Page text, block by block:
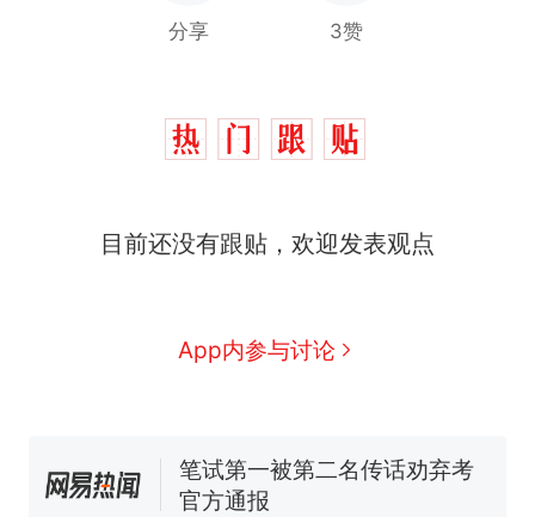
分享 3赞
目前还没有跟贴，欢迎发表观点
App内参与讨论
热
制裁瓜子饺子，美国怕什
号，仅凭视频评出？中国烹饪
140多朵
美国渔民钓获鲨鱼徒手将其拽
回大海 目击者直呼震惊 （视频
惊艳！字都飘起来了 博主在田
间创作“悬浮字” 网友：真·裸眼